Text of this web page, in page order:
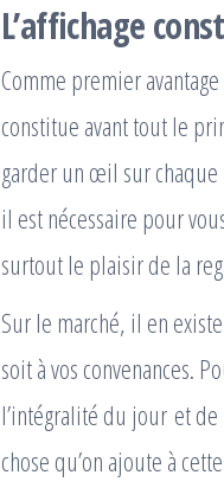
L’affichage
Comme premier
constitue avant tout le
garder un œil sur chaque
il est nécessaire pour
surtout le plaisir de la
Sur le marché, il en
soit à vos convenances.
l’intégralité du jour et
chose qu’on ajoute à